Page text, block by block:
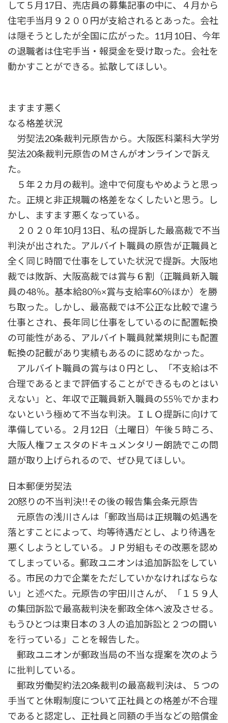
して５月17日、売店員の募集記事の中に、４月から
住宅手当月９２００円が支給されるとあった。会社
は隠そうとしたが全国に広がった。11月10日、今年
の退職者は住宅手当・報奨金を受け取った。会社を
動かすことができる。拡散してほしい。
ますます悪く
なる格差状況
労契法20条裁判元原告から。大阪医科薬科大学労
契法20条裁判元原告のＭさんがオンラインで訴え
た。
５年２カ月の裁判。途中で何度もやめようと思っ
た。正規と非正規職の格差をなくしたいと思う。し
かし、ますます悪くなっている。
２０２０年10月13日、私の提訴した最高裁で不当
判決が出された。アルバイト職員の原告が正職員と
全く同じ時間で仕事をしていた状況で提訴。大阪地
裁では敗訴、大阪高裁では賞与６割（正職員新入職
員の48％。基本給80％×賞与支給率60％ほか）を勝
ち取った。しかし、最高裁では不公正な比較で違う
仕事とされ、長年同じ仕事をしているのに配置転換
の可能性がある、アルバイト職員就業規則にも配置
転換の記載があり実績もあるのに認めなかった。
アルバイト職員の賞与は０円とし、「不支給は不
合理であるとまで評価することができるものとはい
えない」と、年収で正職員新入職員の55％でかまわ
ないという極めて不当な判決。ＩＬＯ提訴に向けて
準備している。２月12日（土曜日）午後５時ころ、
大阪人権フェスタのドキュメンタリー朗読でこの問
題が取り上げられるので、ぜひ見てほしい。
日本郵便労契法
20怒りの不当判決!!その後の報告集会条元原告
元原告の浅川さんは「郵政当局は正規職の処遇を
落とすことによって、均等待遇だとし、より待遇を
悪くしようとしている。ＪＰ労組もその改悪を認め
てしまっている。郵政ユニオンは追加訴訟をしてい
る。市民の力で企業をただしていかなければならな
い」と述べた。元原告の宇田川さんが、「１５９人
の集団訴訟で最高裁判決を郵政全体へ波及させる。
もうひとつは東日本の３人の追加訴訟と２つの闘い
を行っている」ことを報告した。
郵政ユニオンが郵政当局の不当な提案を次のよう
に批判している。
郵政労働契約法20条裁判の最高裁判決は、５つの
手当てと休暇制度について正社員との格差が不合理
であると認定し、正社員と同額の手当などの賠償金